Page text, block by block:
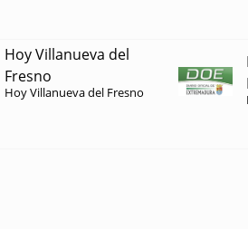
Hoy Villanueva del
Fresno
Hoy Villanueva del Fresno